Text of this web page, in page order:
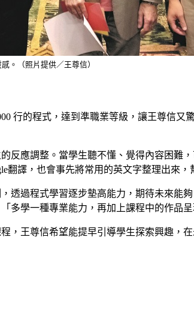
。（照片提供／王尊信）
行的程式，達到準職業等級，讓王尊信
反應調整。當學生聽不懂、覺得內容困難
翻譯，也會事先將常用的英文字整理出來，
透過程式學習逐步墊高能力，期待未來能
多學一種專業能力，再加上課程中的作品
，王尊信希望能提早引導學生探索興趣，